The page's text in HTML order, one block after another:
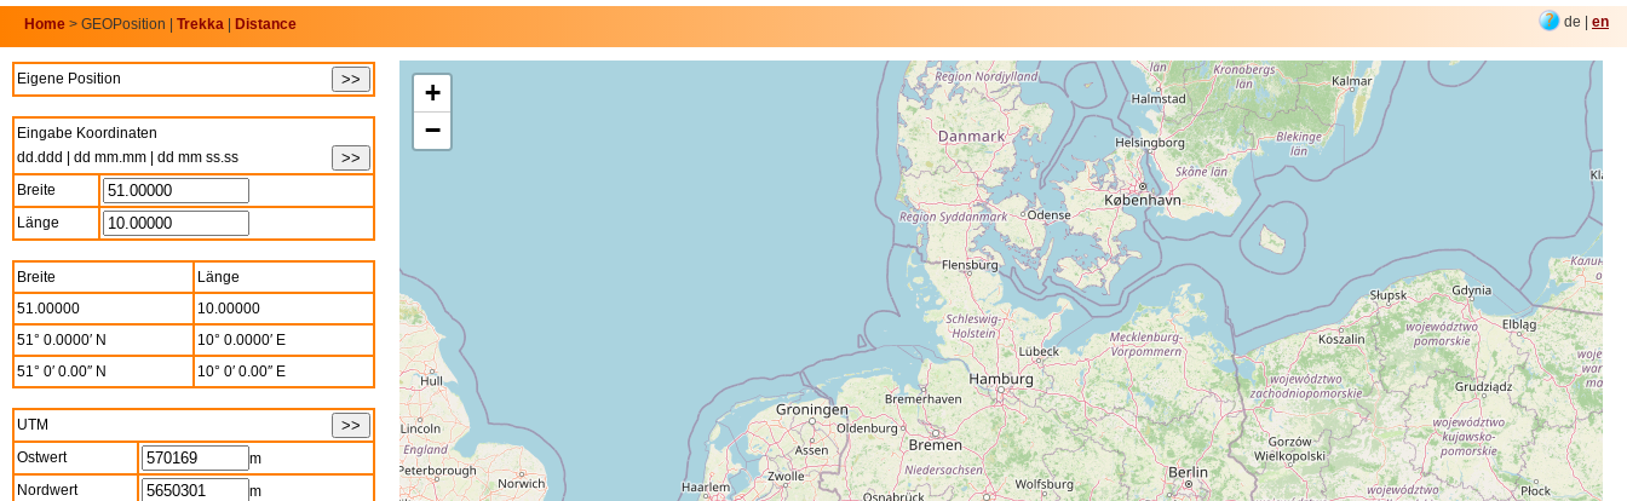
Home > GEOPosition | Trekka Distance de | en
Eigene Position
Eingabe Koordinaten
dd.ddd | dd mm.mm | dd mm ss.ss
Breite
Länge
Breite
Länge
51.00000
10.00000
51° 0.0000′ N
10° 0.0000′ E
51° 0′ 0.00″ N
10° 0′ 0.00″ E
UTM
Ostwert
m
Nordwert
m
+
−